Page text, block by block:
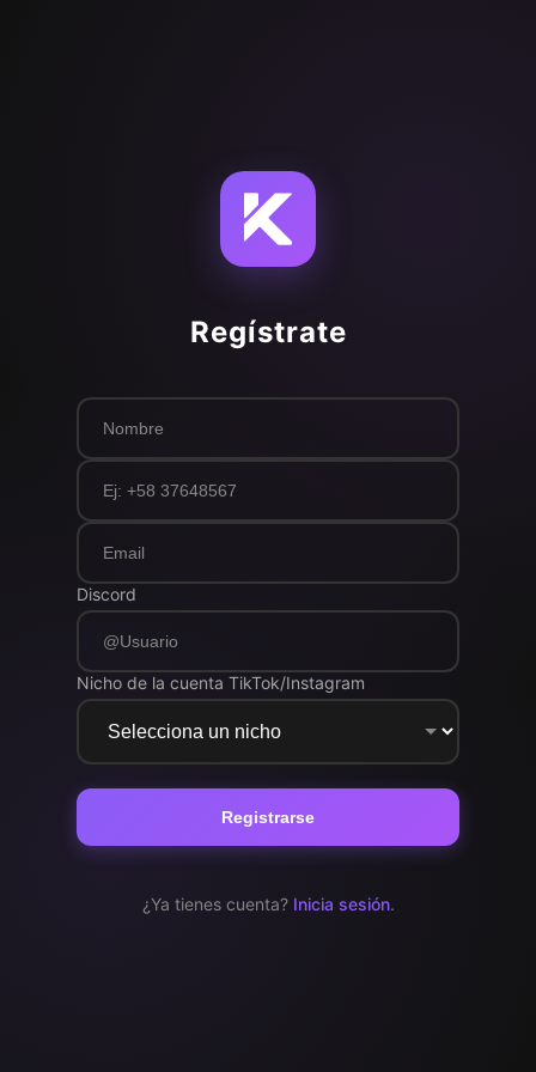
Regístrate
Discord
Nicho de la cuenta TikTok/Instagram
Registrarse
¿Ya tienes cuenta? Inicia sesión.